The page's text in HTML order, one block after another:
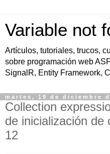
Variable not
Artículos, tutoriales, trucos,
sobre programación web
SignalR, Entity Framework,
martes, 19 de diciembre
Collection
de inicialización de
12